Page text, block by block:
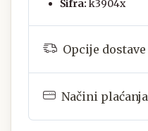
Šifra: k3904x
Opcije dostave
Načini plaćanja